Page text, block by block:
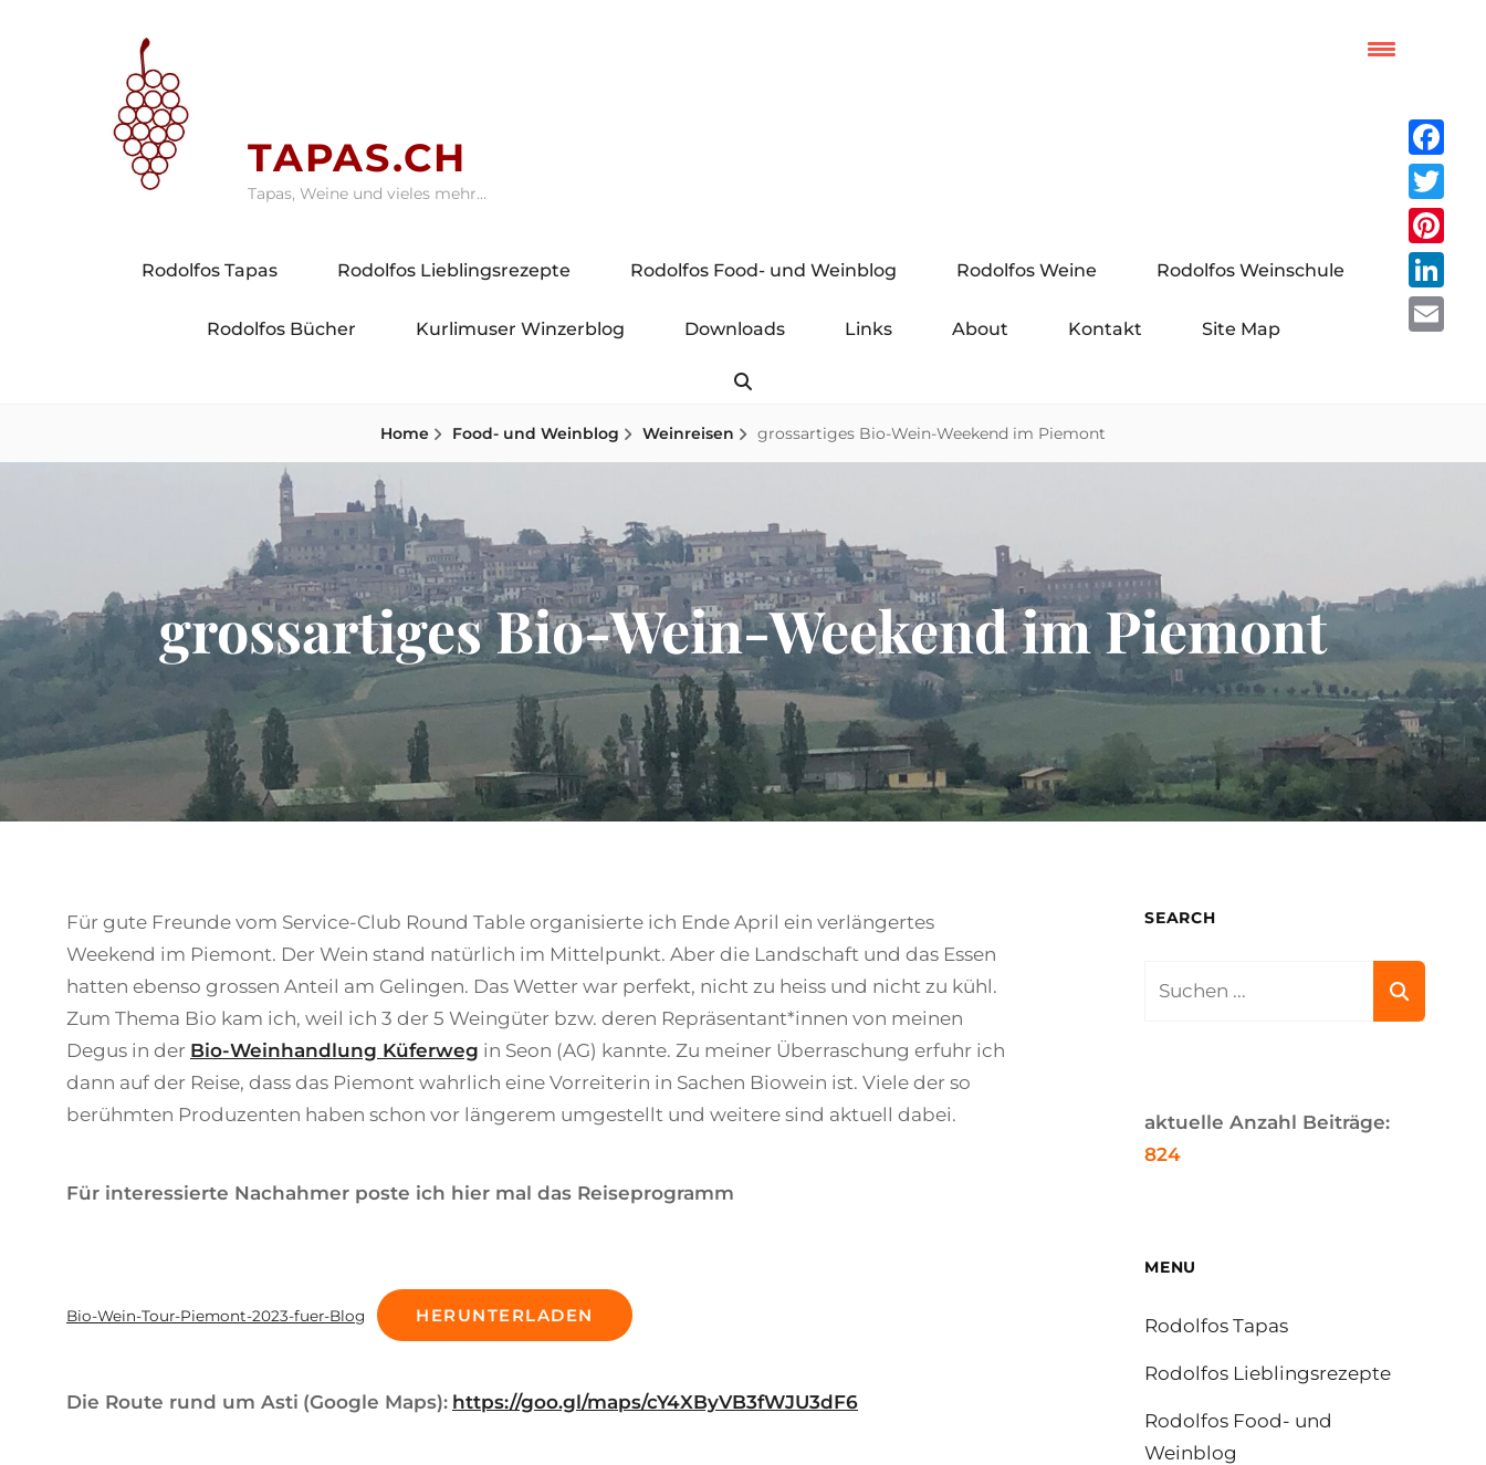
TAPAS.CH
Tapas, Weine und vieles mehr…
Rodolfos Tapas Rodolfos Lieblingsrezepte Rodolfos Food- und Weinblog Rodolfos Weine Rodolfos Weinschule
Rodolfos Bücher Kurlimuser Winzerblog Downloads Links About Kontakt Site Map
Home Food- und Weinblog Weinreisen grossartiges Bio-Wein-Weekend im Piemont
grossartiges Bio-Wein-Weekend im Piemont
Für gute Freunde vom Service-Club Round Table organisierte ich Ende April ein verlängertes
Weekend im Piemont. Der Wein stand natürlich im Mittelpunkt. Aber die Landschaft und das Essen
hatten ebenso grossen Anteil am Gelingen. Das Wetter war perfekt, nicht zu heiss und nicht zu kühl.
Zum Thema Bio kam ich, weil ich 3 der 5 Weingüter bzw. deren Repräsentant*innen von meinen
Degus in der Bio-Weinhandlung Küferweg in Seon (AG) kannte. Zu meiner Überraschung erfuhr ich
dann auf der Reise, dass das Piemont wahrlich eine Vorreiterin in Sachen Biowein ist. Viele der so
berühmten Produzenten haben schon vor längerem umgestellt und weitere sind aktuell dabei.
Für interessierte Nachahmer poste ich hier mal das Reiseprogramm
Bio-Wein-Tour-Piemont-2023-fuer-Blog HERUNTERLADEN
Die Route rund um Asti (Google Maps): https://goo.gl/maps/cY4XByVB3fWJU3dF6
SEARCH
aktuelle Anzahl Beiträge:
824
MENU
Rodolfos Tapas
Rodolfos Lieblingsrezepte
Rodolfos Food- und
Weinblog
Twitter